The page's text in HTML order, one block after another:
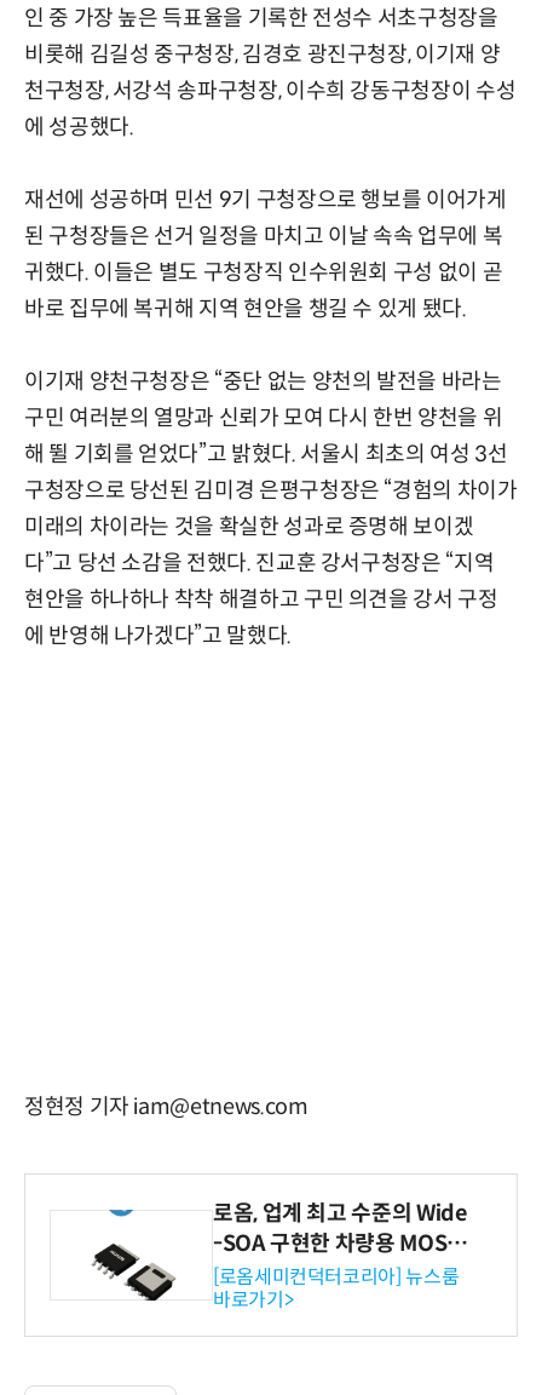
인 중 가장 높은 득표율을 기록한 전성수 서초구청장을
비롯해 김길성 중구청장, 김경호 광진구청장, 이기재 양
천구청장, 서강석 송파구청장, 이수희 강동구청장이 수성
에 성공했다.
재선에 성공하며 민선 9기 구청장으로 행보를 이어가게
된 구청장들은 선거 일정을 마치고 이날 속속 업무에 복
귀했다. 이들은 별도 구청장직 인수위원회 구성 없이 곧
바로 집무에 복귀해 지역 현안을 챙길 수 있게 됐다.
이기재 양천구청장은 “중단 없는 양천의 발전을 바라는
구민 여러분의 열망과 신뢰가 모여 다시 한번 양천을 위
해 뛸 기회를 얻었다”고 밝혔다. 서울시 최초의 여성 3선
구청장으로 당선된 김미경 은평구청장은 “경험의 차이가
미래의 차이라는 것을 확실한 성과로 증명해 보이겠
다”고 당선 소감을 전했다. 진교훈 강서구청장은 “지역
현안을 하나하나 착착 해결하고 구민 의견을 강서 구정
에 반영해 나가겠다”고 말했다.
정현정 기자 iam@etnews.com
로옴, 업계 최고 수준의 Wide
-SOA 구현한 차량용 MOSF
ET 개발
[로옴세미컨덕터코리아] 뉴스룸
바로가기>